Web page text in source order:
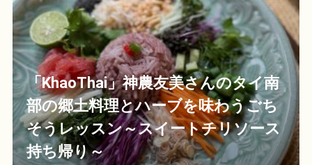
「KhaoThai」神農友美さんのタイ南
部の郷土料理とハーブを味わうごち
そうレッスン～スイートチリソース
持ち帰り～